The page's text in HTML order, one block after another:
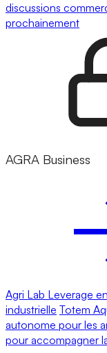
discussions
prochainement
AGRA Business
Agri Lab Leverage
industrielle Totem
autonome pour les
pour accompagner